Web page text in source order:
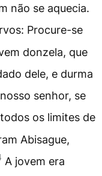
não se aquecia.
Procure-se
donzela, que
dele, e durma
senhor, se
os limites de
Abisague,
A jovem era